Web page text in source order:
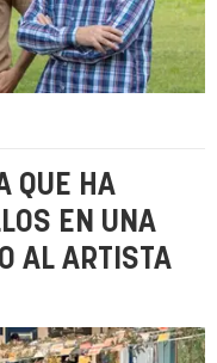
QUE HA
EN UNA
AL ARTISTA